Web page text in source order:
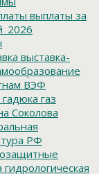
выплаты за
выставка-
ВЭФ
гадюка газ
Соколова
РФ
гидрологическая